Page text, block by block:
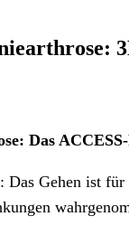
Das
Das Gehen ist